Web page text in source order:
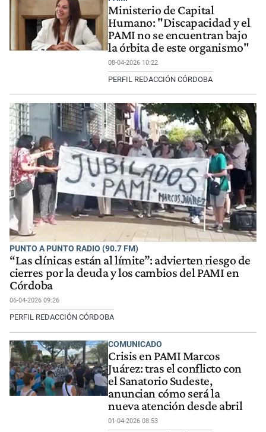
Ministerio de Capital
Humano: "Discapacidad y el
PAMI no se encuentran bajo
la órbita de este organismo"
08-04-2026 10:22
PERFIL REDACCIÓN CÓRDOBA
PUNTO A PUNTO RADIO (90.7 FM)
“Las clínicas están al límite”: advierten riesgo de
cierres por la deuda y los cambios del PAMI en
Córdoba
06-04-2026 09:26
PERFIL REDACCIÓN CÓRDOBA
COMUNICADO
Crisis en PAMI Marcos
Juárez: tras el conflicto con
el Sanatorio Sudeste,
anuncian cómo será la
nueva atención desde abril
01-04-2026 08:53